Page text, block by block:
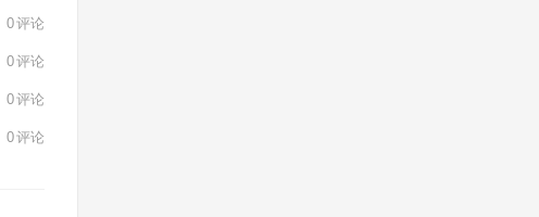
0评论
0评论
0评论
0评论